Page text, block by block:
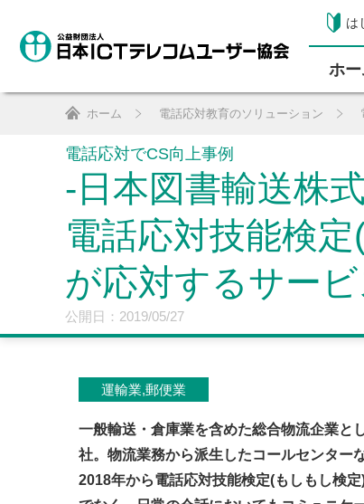
は
ホ
ホーム 電話応対教育のソリューション
電話応対でCS向上事例
-日本図書輸送株
電話応対技能検
が応対するサー
公開日：2019/05/27
運輸業,郵便業
一般輸送・倉庫業を含めた総合物流企業と
社。物流業務から派生したコールセンター
2018年から電話応対技能検定(もしもし検